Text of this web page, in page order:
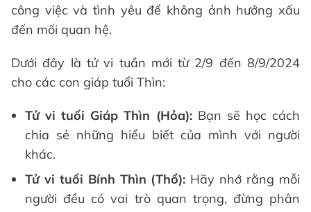
công việc và tình yêu để không ảnh hưởng xấu
đến mối quan hệ.
Dưới đây là tử vi tuần mới từ 2/9 đến 8/9/2024
cho các con giáp tuổi Thìn:
Tử vi tuổi Giáp Thìn (Hỏa):Bạn sẽ học cách
chia sẻ những hiểu biết của mình với người
khác.
Tử vi tuổi Bính Thìn (Thổ): Hãy nhớ rằng mỗi
người đều có vai trò quan trọng, đừng phân